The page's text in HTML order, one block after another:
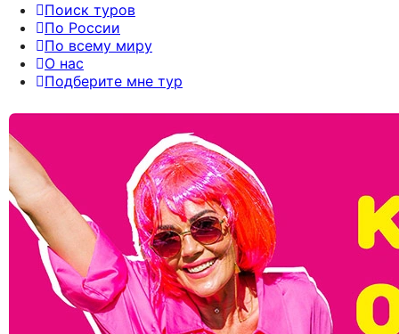
Поиск туров
По России
По всему миру
О нас
Подберите мне тур